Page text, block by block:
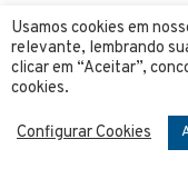
para
Usamos cookies em
relevante, lembrando
clicar em “Aceitar”,
cookies.
Configurar Cookies